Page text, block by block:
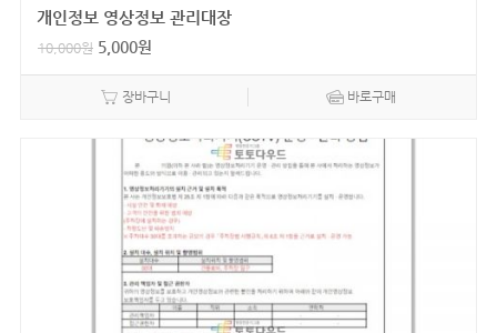
개인정보 영상정보 관리대장
10,000원 5,000원
장바구니 바로구매